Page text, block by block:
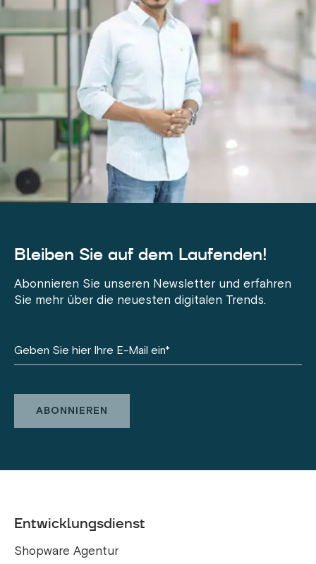
Bleiben Sie auf dem Laufenden!
Abonnieren Sie unseren Newsletter und erfahren
Sie mehr über die neuesten digitalen Trends.
Entwicklungsdienst
Shopware Agentur